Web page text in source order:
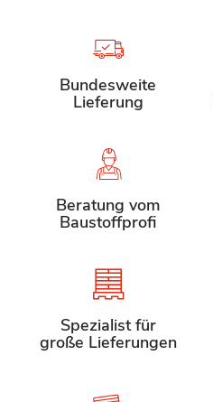
Bundesweite
Lieferung
Beratung vom
Baustoffprofi
Spezialist für
große Lieferungen